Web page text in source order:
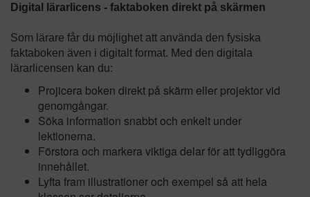
Digital lärarlicens - faktaboken direkt på skärmen
Som lärare får du möjlighet att använda den fysiska
faktaboken även i digitalt format. Med den digitala
lärarlicensen kan du:
Projicera boken direkt på skärm eller projektor vid
genomgångar.
Söka information snabbt och enkelt under
lektionerna.
Förstora och markera viktiga delar för att tydliggöra
innehållet.
Lyfta fram illustrationer och exempel så att hela